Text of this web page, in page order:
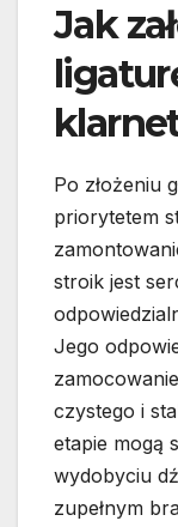
Jak
Po złożeniu
priorytetem
stroik jest
Jego
czystego i
etapie mogą
wydobyciu
zupełnym